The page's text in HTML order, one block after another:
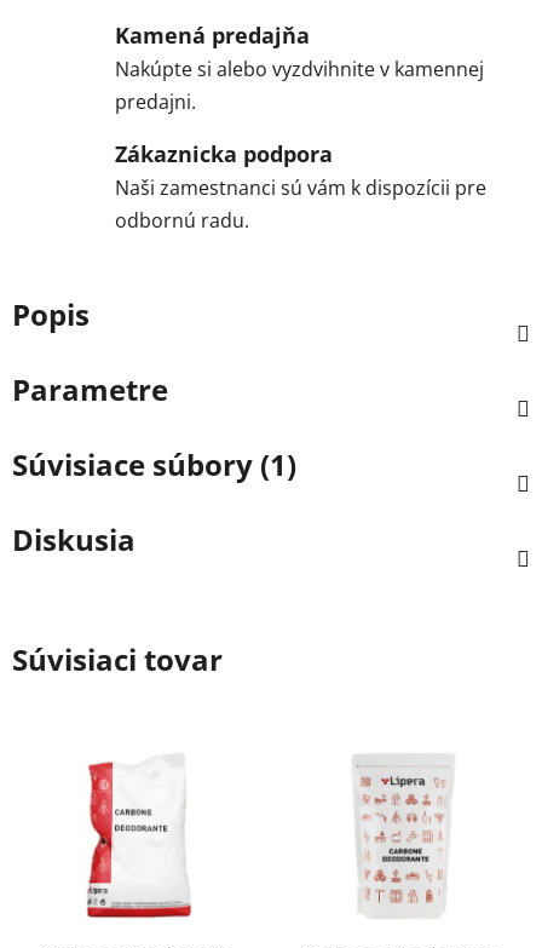
Kamená predajňa
Nakúpte si alebo vyzdvihnite v kamennej
predajni.
Zákaznicka podpora
Naši zamestnanci sú vám k dispozícii pre
odbornú radu.
Popis
Parametre
Súvisiace súbory (1)
Diskusia
Súvisiaci tovar